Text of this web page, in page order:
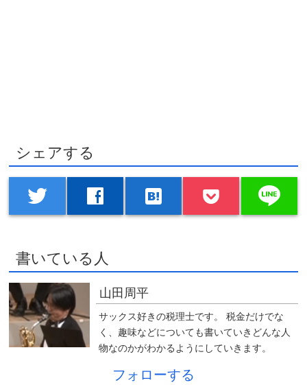
シェアする
twitter facebook hatenabookmark line
書いている人
山田周平
サックス好きの税理士です。 税金だけでな
く、趣味などについても書いていきどんな人
物なのかがわかるようにしていきます。
フォローする